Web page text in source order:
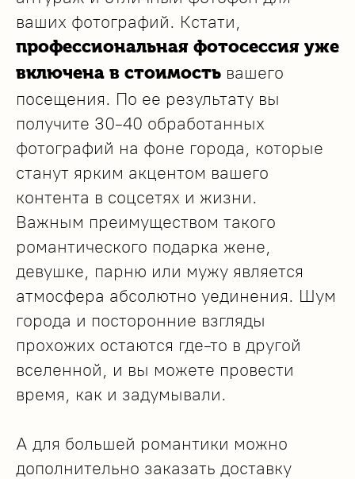
ваших фотографий. Кстати,
профессиональная фотосессия уже
включена в стоимость вашего
посещения. По ее результату вы
получите 30-40 обработанных
фотографий на фоне города, которые
станут ярким акцентом вашего
контента в соцсетях и жизни.
Важным преимуществом такого
романтического подарка жене,
девушке, парню или мужу является
атмосфера абсолютно уединения. Шум
города и посторонние взгляды
прохожих остаются где-то в другой
вселенной, и вы можете провести
время, как и задумывали.
А для большей романтики можно
дополнительно заказать доставку